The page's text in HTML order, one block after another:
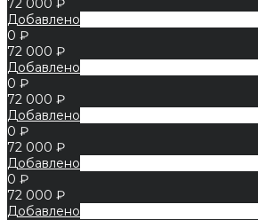
Добавлено
0 ₽
72 000 ₽
Добавлено
0 ₽
72 000 ₽
Добавлено
0 ₽
72 000 ₽
Добавлено
0 ₽
72 000 ₽
Добавлено